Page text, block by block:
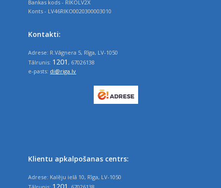
Bankas kods - RIKOLV2X
Konts - LV46RIKO0020300003010
Kontakti:
Adrese: R.Vāgnera 5, Rīga, LV-1050
Tālrunis: 1201 , 67026138
e-pasts: di@riga.lv
Klientu apkalpošanas centrs:
Adrese: Kalēju ielā 10, Rīga, LV-1050
Tālrunis: 1201 , 67026138